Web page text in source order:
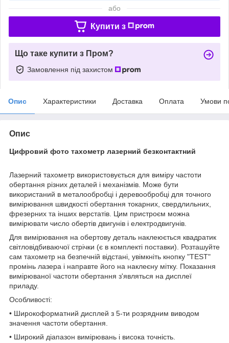
або
Купити з
Що таке купити з Пром?
Замовлення під захистом
Опис Характеристики Доставка Оплата Умови
Опис
Цифровий фото тахометр лазерний безконтактний
Лазерний тахометр використовується для виміру частоти
обертання різних деталей і механізмів. Може бути
використаний в металообробці і деревообробці для точного
вимірювання швидкості обертання токарних, свердлильних,
фрезерних та інших верстатів. Цим пристроєм можна
вимірювати число обертів двигунів і електродвигунів.
Для вимірювання на обертову деталь наклеюється квадратик
світловідбиваючої стрічки (є в комплекті поставки). Розташуйте
сам тахометр на безпечній відстані, увімкніть кнопку "TEST"
промінь лазера і направте його на наклеєну мітку. Показання
вимірюваної частоти обертання з'являться на дисплеї
приладу.
Особливості:
• Широкоформатний дисплей з 5-ти розрядним виводом
значення частоти обертання.
• Широкий діапазон вимірювань і висока точність.